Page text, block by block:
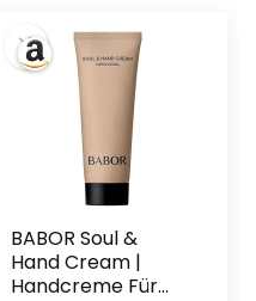
BABOR Soul &
Hand Cream |
Handcreme Für